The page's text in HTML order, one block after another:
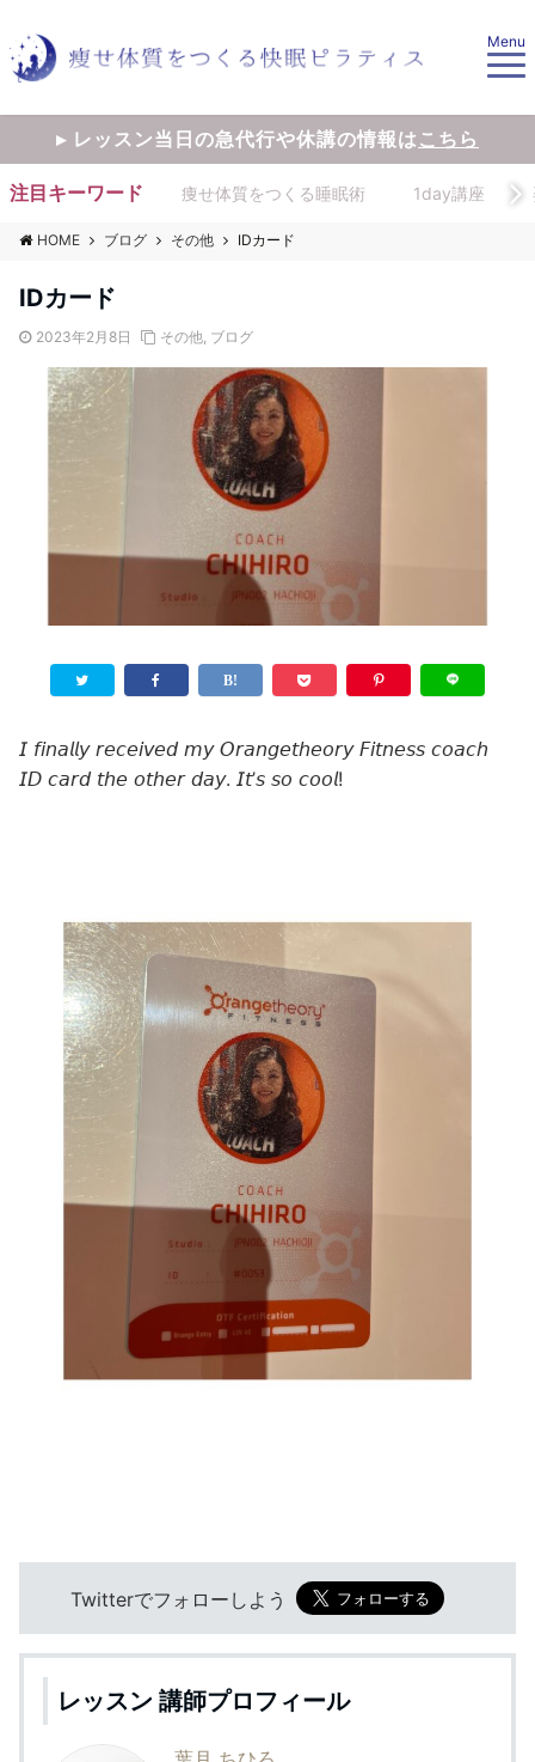
Menu
▸ レッスン当日の急代行や休講の情報はこちら
注目キーワード 痩せ体質をつくる睡眠術 1day講座
HOME ブログ その他 IDカード
IDカード
2023年2月8日 その他, ブログ
𝘐 𝘧𝘪𝘯𝘢𝘭𝘭𝘺 𝘳𝘦𝘤𝘦𝘪𝘷𝘦𝘥 𝘮𝘺 𝘖𝘳𝘢𝘯𝘨𝘦𝘵𝘩𝘦𝘰𝘳𝘺 𝘍𝘪𝘵𝘯𝘦𝘴𝘴 𝘤𝘰𝘢𝘤𝘩
𝘐𝘋 𝘤𝘢𝘳𝘥 𝘵𝘩𝘦 𝘰𝘵𝘩𝘦𝘳 𝘥𝘢𝘺. 𝘐𝘵’𝘴 𝘴𝘰 𝘤𝘰𝘰𝘭!
Twitterでフォローしよう
レッスン 講師プロフィール